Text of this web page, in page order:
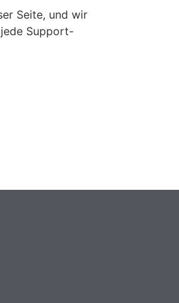
Seite, und wir
Support-